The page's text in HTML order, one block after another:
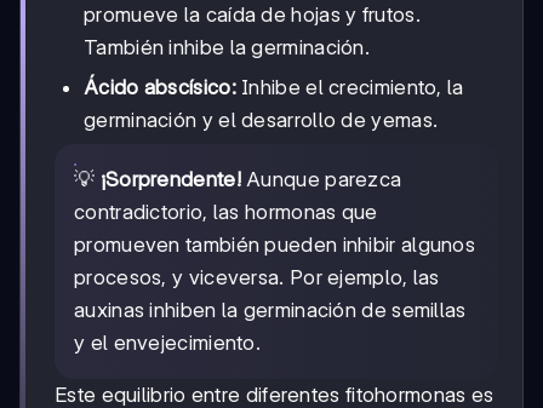
promueve la caída de hojas y frutos.
También inhibe la germinación.
Ácido abscísico:Inhibe el crecimiento, la
germinación y el desarrollo de yemas.
💡 ¡Sorprendente!Aunque parezca
contradictorio, las hormonas que
promueven también pueden inhibir algunos
procesos, y viceversa. Por ejemplo, las
auxinas inhiben la germinación de semillas
y el envejecimiento.
Este equilibrio entre diferentes fitohormonas es